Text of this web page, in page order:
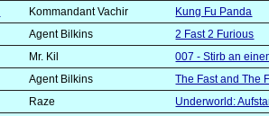
Kommandant Vachir
Kung Fu Panda
Agent Bilkins
2 Fast 2 Furious
Mr. Kil
007 - Stirb an
Agent Bilkins
The Fast and The
Raze
Underworld: